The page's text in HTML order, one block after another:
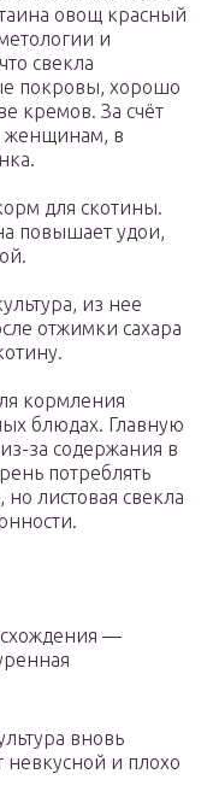
овощ красный
и
свекла
покровы, хорошо
кремов. За счёт
женщинам, в
для скотины.
повышает удои,
из нее
отжимки сахара
кормления
блюдах. Главную
из-за содержания в
потреблять
листовая свекла
—
вновь
невкусной и плохо